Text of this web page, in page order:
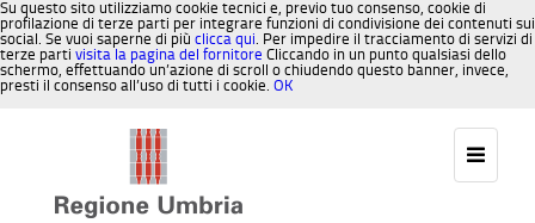
Su questo sito utilizziamo cookie tecnici e, previo tuo consenso, cookie di
profilazione di terze parti per integrare funzioni di condivisione dei contenuti sui
social. Se vuoi saperne di più clicca qui. Per impedire il tracciamento di servizi di
terze parti visita la pagina del fornitore Cliccando in un punto qualsiasi dello
schermo, effettuando un’azione di scroll o chiudendo questo banner, invece,
presti il consenso all’uso di tutti i cookie. OK